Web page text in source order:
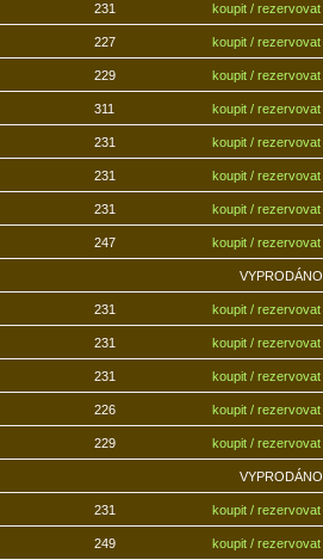
231 koupit / rezervovat
227 koupit / rezervovat
229 koupit / rezervovat
311 koupit / rezervovat
231 koupit / rezervovat
231 koupit / rezervovat
231 koupit / rezervovat
247 koupit / rezervovat
VYPRODÁNO
231 koupit / rezervovat
231 koupit / rezervovat
231 koupit / rezervovat
226 koupit / rezervovat
229 koupit / rezervovat
VYPRODÁNO
231 koupit / rezervovat
249 koupit / rezervovat